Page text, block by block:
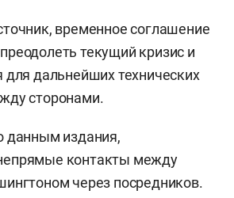
временное соглашение
текущий кризис и
для дальнейших технических
сторонами.
данным издания,
контакты между
через посредников.